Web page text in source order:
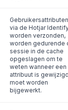
via de Hotjar
worden verzonden,
worden gedurende
sessie in de cache
opgeslagen om te
weten wanneer een
attribuut is
moet worden
bijgewerkt.